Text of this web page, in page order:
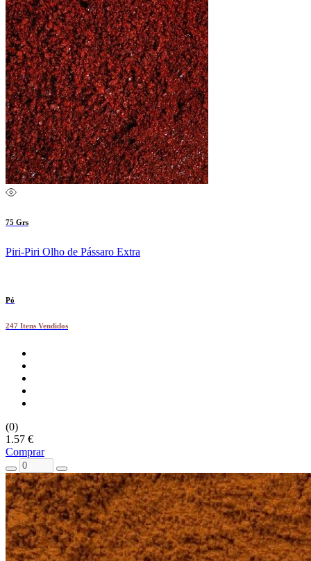
75 Grs
Piri-Piri Olho de Pássaro Extra
Pó
247 Itens Vendidos
(0)
1.57 €
Comprar